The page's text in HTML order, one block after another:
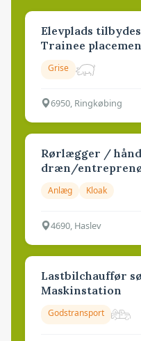
Elevplads
Trainee
Grise
6950, Ringkøbing
Rørlægger /
dræn/
Anlæg Kloak
4690, Haslev
Lastbilchauffør
Maskinstation
Godstransport